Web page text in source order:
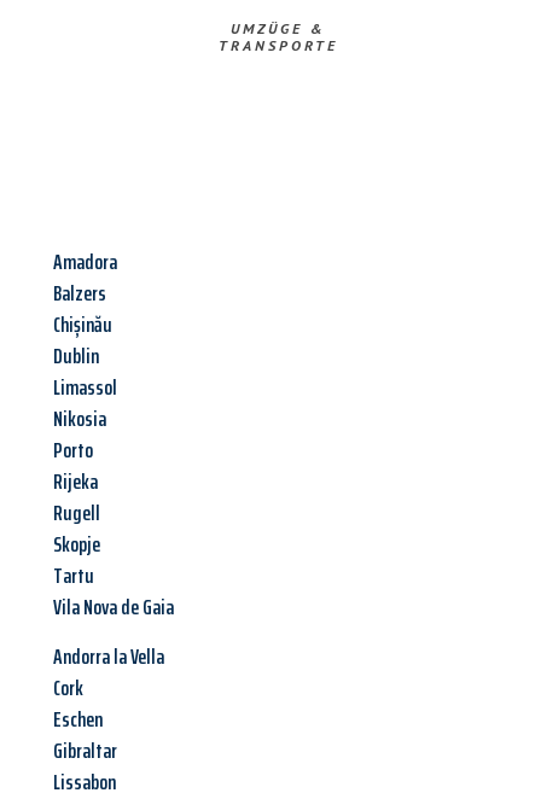
UMZÜGE &
TRANSPORTE
Amadora
Balzers
Chișinău
Dublin
Limassol
Nikosia
Porto
Rijeka
Rugell
Skopje
Tartu
Vila Nova de Gaia
Andorra la Vella
Cork
Eschen
Gibraltar
Lissabon